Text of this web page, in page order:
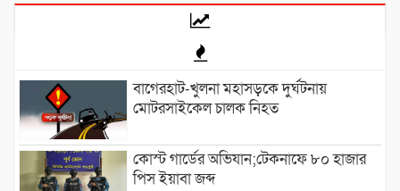
বাগেরহাট-খুলনা মহাসড়কে ‌দুর্ঘটনায়
মোটরসাইকেল চালক নিহত
কোস্ট গার্ডের অভিযান;টেকনাফে ৮০ হাজার
পিস ইয়াবা জব্দ